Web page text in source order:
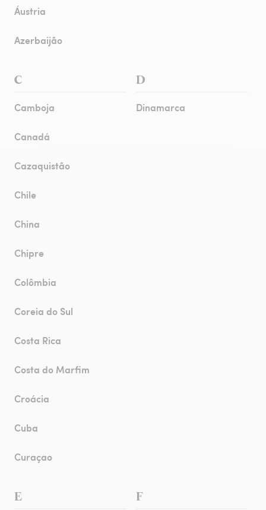
Áustria
Azerbaijão
C
Camboja
Canadá
Cazaquistão
Chile
China
Chipre
Colômbia
Coreia do Sul
Costa Rica
Costa do Marfim
Croácia
Cuba
Curaçao
D
Dinamarca
E F